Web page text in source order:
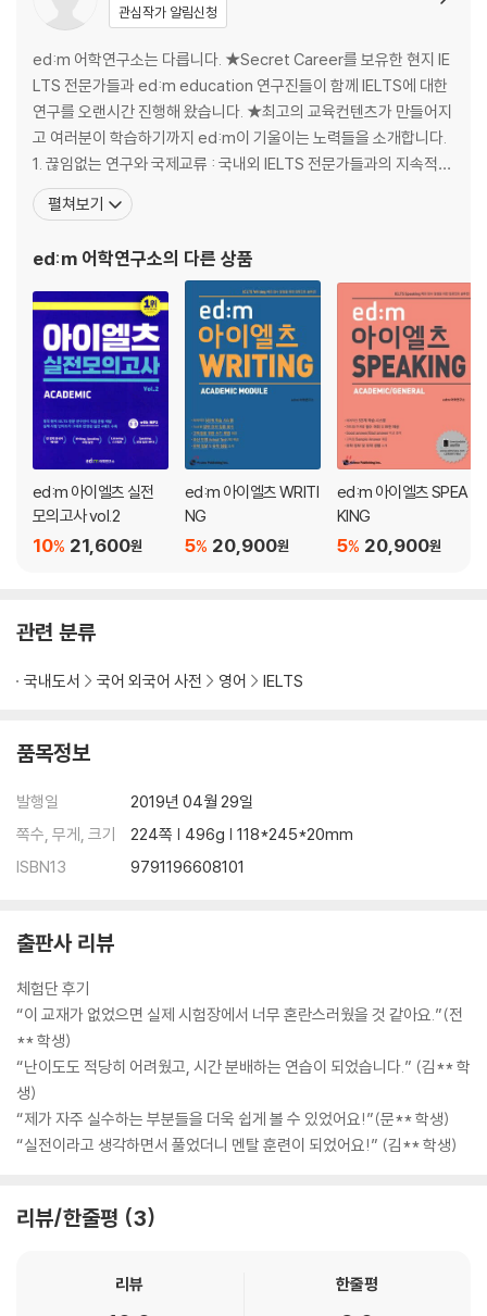
관심작가 알림신청
ed:m 어학연구소는 다릅니다. ★Secret Career를 보유한 현지 IE
LTS 전문가들과 ed:m education 연구진들이 함께 IELTS에 대한
연구를 오랜시간 진행해 왔습니다. ★최고의 교육컨텐츠가 만들어지
고 여러분이 학습하기까지 ed:m이 기울이는 노력들을 소개합니다.
1. 끊임없는 연구와 국제교류 : 국내외 IELTS 전문가들과의 지속적인
교류를 통해 IELTS 교수법, 시험출제, 채점의도 등을 연구합니다. 2.
커리큘럼 선정 : 강의와 교재에만 의존하지 않고 출제/채점기준에 맞
여 최
펼쳐보기
ed:m 어학연구소의 다른 상품
ed:m 아이엘츠 실전
모의고사 vol.2
21,600원
10%
ed:m 아이엘츠 WRITI
NG
20,900원
5%
ed:m 아이엘츠 SPEA
KING
20,900원
5%
관련 분류
국내도서 국어 외국어 사전 영어 IELTS
품목정보
발행일
2019년 04월 29일
쪽수, 무게, 크기
224쪽 | 496g | 118*245*20mm
ISBN13
9791196608101
출판사 리뷰
체험단 후기
“이 교재가 없었으면 실제 시험장에서 너무 혼란스러웠을 것 같아요.”(전
** 학생)
“난이도도 적당히 어려웠고, 시간 분배하는 연습이 되었습니다.” (김** 학
생)
“제가 자주 실수하는 부분들을 더욱 쉽게 볼 수 있었어요!”(문** 학생)
“실전이라고 생각하면서 풀었더니 멘탈 훈련이 되었어요!” (김** 학생)
리뷰/한줄평 3
리뷰 한줄평